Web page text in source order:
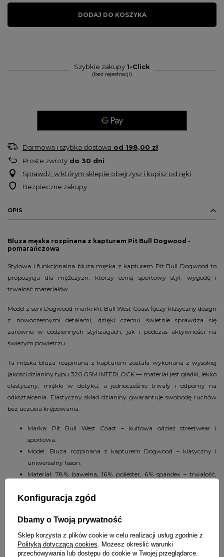
DODAJ DO KOSZYKA
Szybkie zakupy 1-Click
(bez rejestracji)
Darmowa i szybka dostawa od 198,00 zł
Proste zwroty do 30 dni
Sprawdź, w którym sklepie obejrzysz i kupisz od ręki
Bezpieczne zakupy
OPIS
Bluza męska rozpinana z kapturem Pit Bull Dogwood -
pomarańczowa
Stylowa i funkcjonalna bluza męska z kapturem Pit Bull Dogwood to
propozycja dla mężczyzn, którzy cenią sportowy styl, wygodę i
trwałość materiałów.
Model z serii Dogwood marki Pit Bull West Coast łączy klasyczny design
z nowoczesnymi detalami, dzięki czemu świetnie sprawdza się
zarówno w codziennych stylizacjach, jak i podczas aktywności na
świeżym powietrzu.
Ta męska bluza rozpinana z kapturem została wykonana z wysokiej
jakości dzianiny typu 320 GSM INTERLOCK — materiał jest gładki, lekko
elastyczny, miękki w dotyku, a jednocześnie trwały i odporny na
odkształcenia. Elastyczny skład dzianiny gwarantuje swobodę ruchów
bez uczucia krępowania.
Marka: Pit Bull West Coast – kultowa odzież streetwear i
sportowa.
Model: Bluza rozpinana z kapturem Dogwood – klasyczny i
uniwersalny fason.
Materiał: 78 % bawełna, 16 % poliester, 6 % spandex – trwałość,
Gramatura: ok. 320 g/m² – materiał o solidnej, mięśnistej
Kaptur: zintegrowany kaptur z regulacją sznurkiem – osłona
przed wiatrem i chłodem.
Kieszenie: dwie kieszenie zamykane zamkami błyskawicznymi –
bezpieczne miejsce na drobiazgi.
Konfiguracja zgód
Dbamy o Twoją prywatność
Sklep korzysta z plików cookie w celu realizacji usług zgodnie z
Polityką dotyczącą cookies. Możesz określić warunki
przechowywania lub dostępu do cookie w Twojej przeglądarce.